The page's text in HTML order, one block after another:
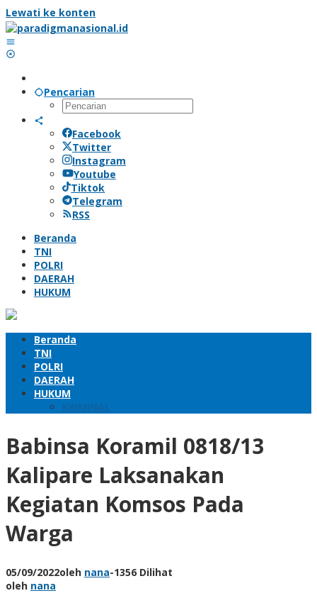
Lewati ke konten
Pencarian
Facebook
Twitter
Instagram
Youtube
Tiktok
Telegram
RSS
Beranda
TNI
POLRI
DAERAH
HUKUM
Beranda
TNI
POLRI
DAERAH
HUKUM
KRIMINAL
Babinsa Koramil 0818/13
Kalipare Laksanakan
Kegiatan Komsos Pada
Warga
05/09/2022oleh nana-1356 Dilihat
oleh nana